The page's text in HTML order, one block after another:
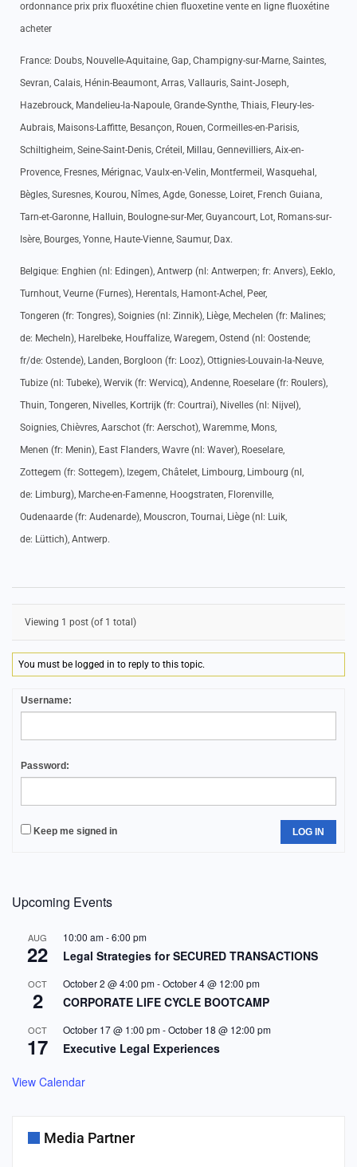
ordonnance prix prix fluoxétine chien fluoxetine vente en ligne fluoxétine
acheter
France: Doubs, Nouvelle-Aquitaine, Gap, Champigny-sur-Marne, Saintes,
Sevran, Calais, Hénin-Beaumont, Arras, Vallauris, Saint-Joseph,
Hazebrouck, Mandelieu-la-Napoule, Grande-Synthe, Thiais, Fleury-les-
Aubrais, Maisons-Laffitte, Besançon, Rouen, Cormeilles-en-Parisis,
Schiltigheim, Seine-Saint-Denis, Créteil, Millau, Gennevilliers, Aix-en-
Provence, Fresnes, Mérignac, Vaulx-en-Velin, Montfermeil, Wasquehal,
Bègles, Suresnes, Kourou, Nîmes, Agde, Gonesse, Loiret, French Guiana,
Tarn-et-Garonne, Halluin, Boulogne-sur-Mer, Guyancourt, Lot, Romans-sur-
Isère, Bourges, Yonne, Haute-Vienne, Saumur, Dax.
Belgique: Enghien (nl: Edingen), Antwerp (nl: Antwerpen; fr: Anvers), Eeklo,
Turnhout, Veurne (Furnes), Herentals, Hamont-Achel, Peer,
Tongeren (fr: Tongres), Soignies (nl: Zinnik), Liège, Mechelen (fr: Malines;
de: Mecheln), Harelbeke, Houffalize, Waregem, Ostend (nl: Oostende;
fr/de: Ostende), Landen, Borgloon (fr: Looz), Ottignies-Louvain-la-Neuve,
Tubize (nl: Tubeke), Wervik (fr: Wervicq), Andenne, Roeselare (fr: Roulers),
Thuin, Tongeren, Nivelles, Kortrijk (fr: Courtrai), Nivelles (nl: Nijvel),
Soignies, Chièvres, Aarschot (fr: Aerschot), Waremme, Mons,
Menen (fr: Menin), East Flanders, Wavre (nl: Waver), Roeselare,
Zottegem (fr: Sottegem), Izegem, Châtelet, Limbourg, Limbourg (nl,
de: Limburg), Marche-en-Famenne, Hoogstraten, Florenville,
Oudenaarde (fr: Audenarde), Mouscron, Tournai, Liège (nl: Luik,
de: Lüttich), Antwerp.
Viewing 1 post (of 1 total)
You must be logged in to reply to this topic.
Username:
Password:
Keep me signed in LOG IN
Upcoming Events
AUG
22
10:00 am-6:00 pm
Legal Strategies for SECURED TRANSACTIONS
OCT
2
October 2 @ 4:00 pm-October 4 @ 12:00 pm
CORPORATE LIFE CYCLE BOOTCAMP
OCT
17
October 17 @ 1:00 pm-October 18 @ 12:00 pm
Executive Legal Experiences
View Calendar
Media Partner